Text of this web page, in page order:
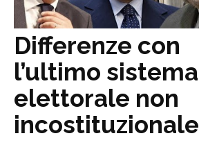
Differenze con
l’ultimo sistema
elettorale non
incostituzionale